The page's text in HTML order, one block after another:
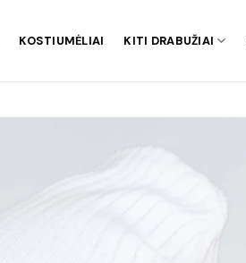
KOSTIUMĖLIAI KITI DRABUŽIAI